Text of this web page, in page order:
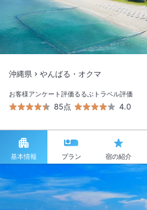
沖縄県 やんばる・オクマ
お客様アンケート評価
85点
るるぶトラベル評価
4.0
基本情報 プラン 宿の紹介